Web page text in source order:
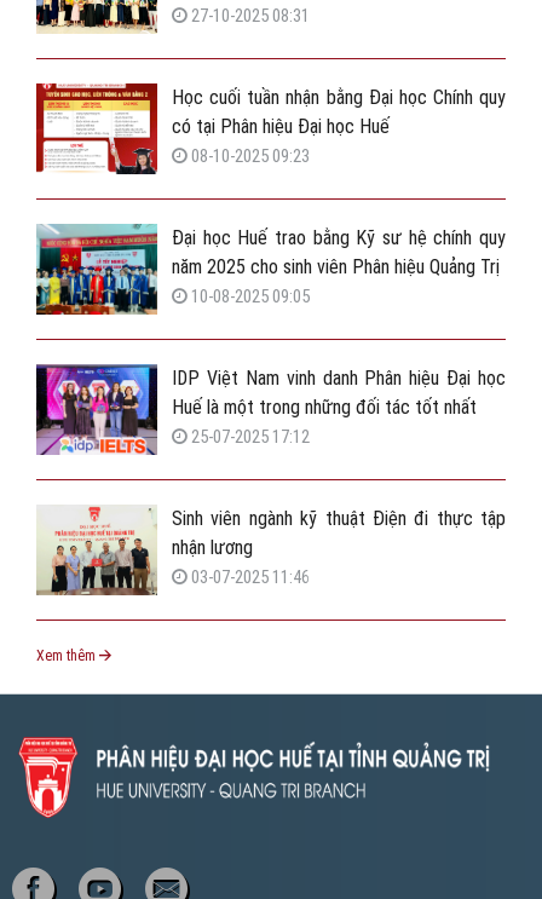
27-10-2025 08:31
Học cuối tuần nhận bằng Đại học Chính quy
có tại Phân hiệu Đại học Huế
08-10-2025 09:23
Đại học Huế trao bằng Kỹ sư hệ chính quy
năm 2025 cho sinh viên Phân hiệu Quảng Trị
10-08-2025 09:05
IDP Việt Nam vinh danh Phân hiệu Đại học
Huế là một trong những đối tác tốt nhất
25-07-2025 17:12
Sinh viên ngành kỹ thuật Điện đi thực tập
nhận lương
03-07-2025 11:46
Xem thêm